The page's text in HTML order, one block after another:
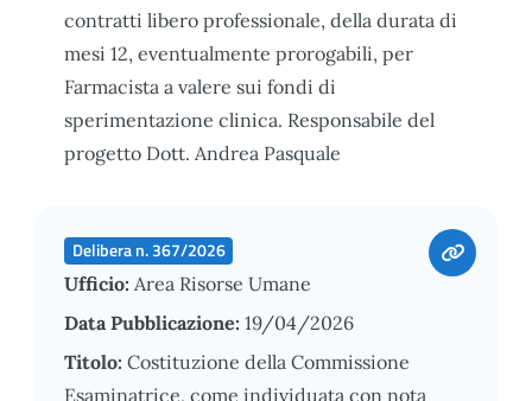
contratti libero professionale, della durata di
mesi 12, eventualmente prorogabili, per
Farmacista a valere sui fondi di
sperimentazione clinica. Responsabile del
progetto Dott. Andrea Pasquale
Delibera n. 367/2026
Ufficio: Area Risorse Umane
Data Pubblicazione: 19/04/2026
Titolo: Costituzione della Commissione
Esaminatrice, come individuata con nota